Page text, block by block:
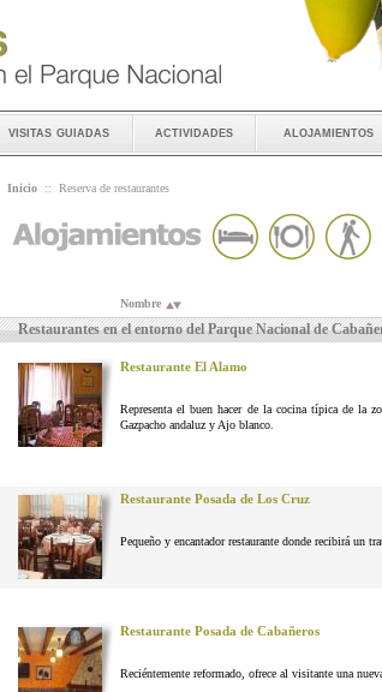
visitas guiadas actividades alojamientos
Inicio :: Reserva de restaurantes
Nombre
Restaurantes en el entorno del Parque Nacional de
Restaurante El Alamo
Representa el buen hacer de la cocina típica de la
Gazpacho andaluz y Ajo blanco.
Restaurante Posada de Los Cruz
Pequeño y encantador restaurante donde recibirá un
Restaurante Posada de Cabañeros
Reciéntemente reformado, ofrece al visitante una